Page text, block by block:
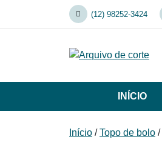
(12) 98252-3424
INÍCIO
Início /Topo de bolo /